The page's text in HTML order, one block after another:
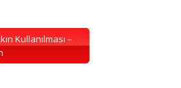
Kullanılması –